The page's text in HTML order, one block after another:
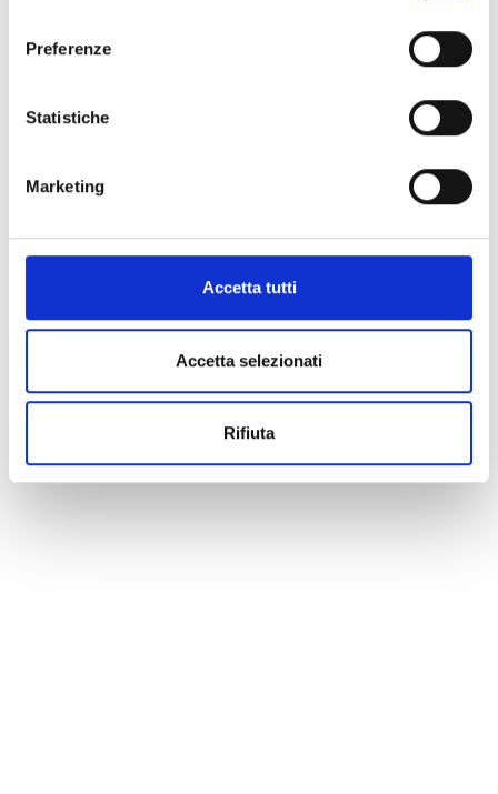
Preferenze
Statistiche
Marketing
Accetta tutti
Accetta selezionati
Rifiuta